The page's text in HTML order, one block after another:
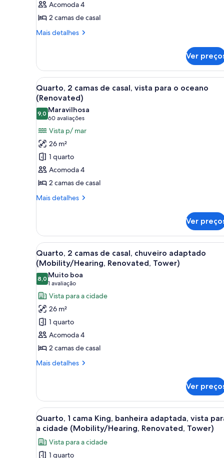
camas
de
casal
Acomoda 4
2 camas de casal
Mais detalhes
Mais
2
camas
de
casal
(View)
Ver
Carrega
todas
as
fotos
de
Quarto,
2
camas
de
casal,
vista
oceano
(Renovated)
Quarto de hotel com duas
7
Quarto, 2 camas de casal, vista para o oceano
(Renovated)
9,09,0 de 10
Maravilhosa
60 avaliações
(60
avaliações)
Vista p/ mar
26 m²
1 quarto
Acomoda 4
2 camas de casal
Mais detalhes
Mais
2
camas
de
casal,
vista
para
o
oceano
(Renovated)
Ver
Carrega
todas
as
fotos
de
Quarto,
2
camas
de
casal,
chuveiro
Renovated,
Tower)
Quarto de hotel com duas
5
Quarto, 2 camas de casal, chuveiro adaptado
(Mobility/Hearing, Renovated, Tower)
8,08,0 de 10
Muito boa
1 avaliação
(1
avaliação)
Vista para a cidade
26 m²
1 quarto
Acomoda 4
2 camas de casal
Mais detalhes
Mais
2
camas
de
casal,
adaptado
(Mobility/Hearing,
Ver
Carrega
todas
as
fotos
Cama bem arrumada com
3
Quarto, 1 cama King, banheira adaptada, vista
a cidade (Mobility/Hearing, Renovated, Tower)
Vista para a cidade
1 quarto